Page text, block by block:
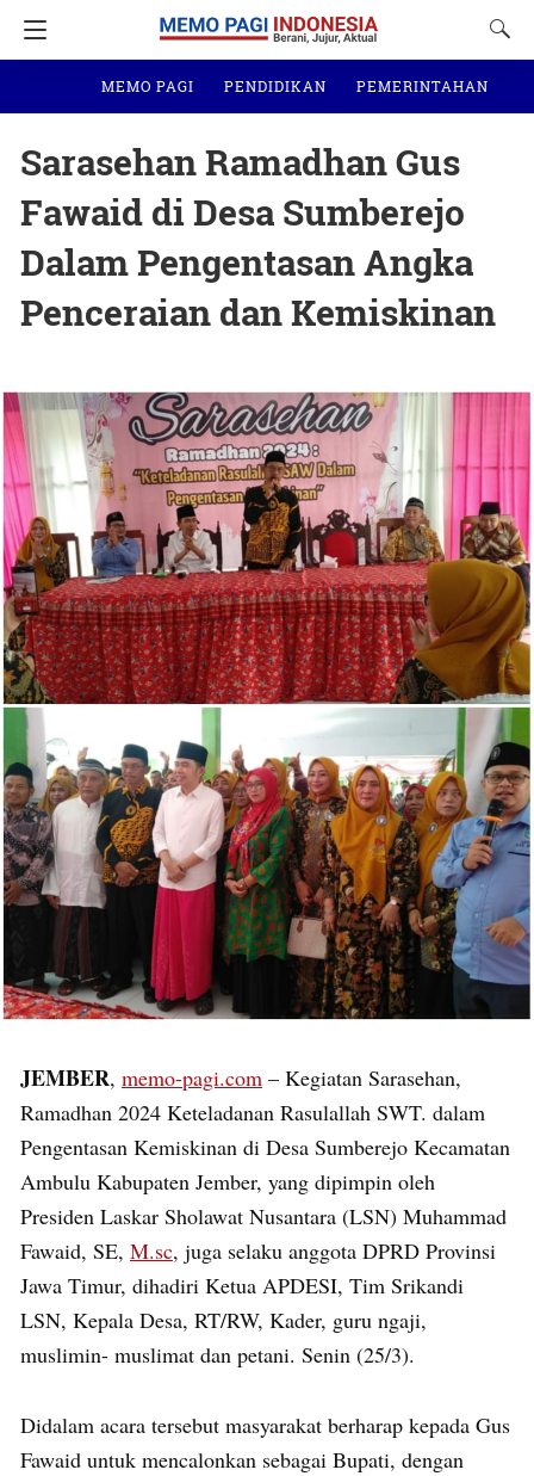
MEMO PAGI PENDIDIKAN PEMERINTAHAN
Sarasehan Ramadhan Gus
Fawaid di Desa Sumberejo
Dalam Pengentasan Angka
Penceraian dan Kemiskinan
JEMBER, memo-pagi.com – Kegiatan Sarasehan,
Ramadhan 2024 Keteladanan Rasulallah SWT. dalam
Pengentasan Kemiskinan di Desa Sumberejo Kecamatan
Ambulu Kabupaten Jember, yang dipimpin oleh
Presiden Laskar Sholawat Nusantara (LSN) Muhammad
Fawaid, SE, M.sc, juga selaku anggota DPRD Provinsi
Jawa Timur, dihadiri Ketua APDESI, Tim Srikandi
LSN, Kepala Desa, RT/RW, Kader, guru ngaji,
muslimin- muslimat dan petani. Senin (25/3).
Didalam acara tersebut masyarakat berharap kepada Gus
Fawaid untuk mencalonkan sebagai Bupati, dengan